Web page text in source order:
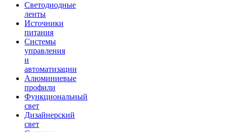
Светодиодные
ленты
Источники
питания
Системы
управления
и
автоматизации
Алюминиевые
профили
Функциональный
свет
Дизайнерский
свет